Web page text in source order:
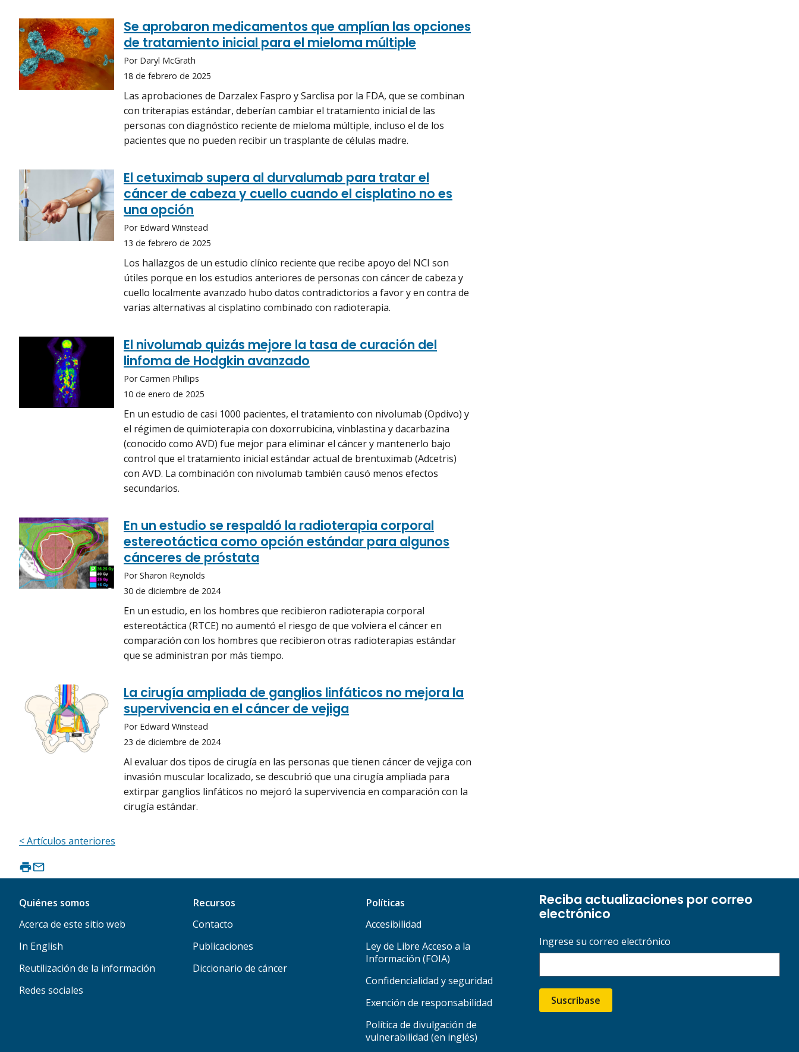
Se aprobaron medicamentos que amplían las opciones
de tratamiento inicial para el mieloma múltiple
Por Daryl McGrath
18 de febrero de 2025
Las aprobaciones de Darzalex Faspro y Sarclisa por la FDA, que se combinan
con triterapias estándar, deberían cambiar el tratamiento inicial de las
personas con diagnóstico reciente de mieloma múltiple, incluso el de los
pacientes que no pueden recibir un trasplante de células madre.
El cetuximab supera al durvalumab para tratar el
cáncer de cabeza y cuello cuando el cisplatino no es
una opción
Por Edward Winstead
13 de febrero de 2025
Los hallazgos de un estudio clínico reciente que recibe apoyo del NCI son
útiles porque en los estudios anteriores de personas con cáncer de cabeza y
cuello localmente avanzado hubo datos contradictorios a favor y en contra de
varias alternativas al cisplatino combinado con radioterapia.
El nivolumab quizás mejore la tasa de curación del
linfoma de Hodgkin avanzado
Por Carmen Phillips
10 de enero de 2025
En un estudio de casi 1000 pacientes, el tratamiento con nivolumab (Opdivo) y
el régimen de quimioterapia con doxorrubicina, vinblastina y dacarbazina
(conocido como AVD) fue mejor para eliminar el cáncer y mantenerlo bajo
control que el tratamiento inicial estándar actual de brentuximab (Adcetris)
con AVD. La combinación con nivolumab también causó menos efectos
secundarios.
En un estudio se respaldó la radioterapia corporal
estereotáctica como opción estándar para algunos
cánceres de próstata
Por Sharon Reynolds
30 de diciembre de 2024
En un estudio, en los hombres que recibieron radioterapia corporal
estereotáctica (RTCE) no aumentó el riesgo de que volviera el cáncer en
comparación con los hombres que recibieron otras radioterapias estándar
que se administran por más tiempo.
La cirugía ampliada de ganglios linfáticos no mejora la
supervivencia en el cáncer de vejiga
Por Edward Winstead
23 de diciembre de 2024
Al evaluar dos tipos de cirugía en las personas que tienen cáncer de vejiga con
invasión muscular localizado, se descubrió que una cirugía ampliada para
extirpar ganglios linfáticos no mejoró la supervivencia en comparación con la
cirugía estándar.
< Artículos anteriores
Quiénes somos
Acerca de este sitio web
In English
Reutilización de la información
Redes sociales
Recursos
Contacto
Publicaciones
Diccionario de cáncer
Políticas
Accesibilidad
Ley de Libre Acceso a la
Información (FOIA)
Confidencialidad y seguridad
Exención de responsabilidad
Política de divulgación de
vulnerabilidad (en inglés)
Reciba actualizaciones por correo
electrónico
Ingrese su correo electrónico
Suscríbase